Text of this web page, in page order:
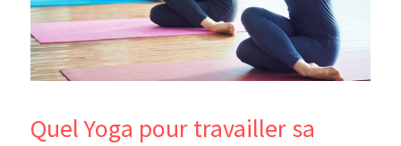
Quel Yoga pour travailler sa